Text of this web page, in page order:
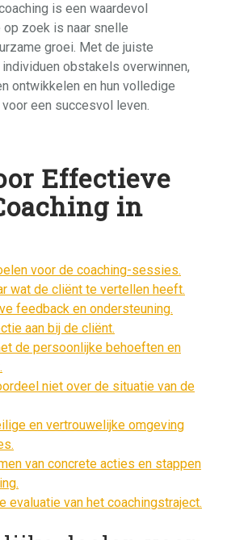
is een waardevol
zoek is naar snelle
groei. Met de juiste
obstakels overwinnen,
ontwikkelen en hun volledige
een succesvol leven.
Effectieve
in
voor de coaching-sessies.
wat de cliënt te vertellen heeft.
feedback en ondersteuning.
aan bij de cliënt.
de persoonlijke behoeften en
niet over de situatie van de
en vertrouwelijke omgeving
van concrete acties en stappen
evaluatie van het coachingstraject.